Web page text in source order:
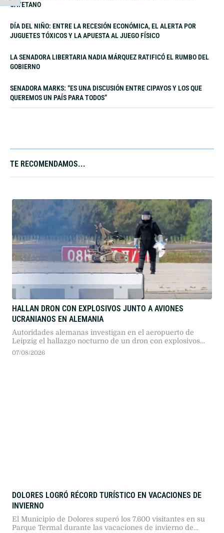
CAYETANO
DÍA DEL NIÑO: ENTRE LA RECESIÓN ECONÓMICA, EL ALERTA POR
JUGUETES TÓXICOS Y LA APUESTA AL JUEGO FÍSICO
LA SENADORA LIBERTARIA NADIA MÁRQUEZ RATIFICÓ EL RUMBO DEL
GOBIERNO
SENADORA MARKS: “ES UNA DISCUSIÓN ENTRE CIPAYOS Y LOS QUE
QUEREMOS UN PAÍS PARA TODOS”
TE RECOMENDAMOS...​
HALLAN DRON CON EXPLOSIVOS JUNTO A AVIONES
UCRANIANOS EN ALEMANIA
Autoridades alemanas investigan en el aeropuerto de
Leipzig el hallazgo nocturno de un dron con explosivos
cerca de aeronaves ucranianas, un presunto sabotaje que
07/08/2026
DOLORES LOGRÓ RÉCORD TURÍSTICO EN VACACIONES DE
INVIERNO
El Municipio de Dolores superó los 7.600 visitantes en su
Parque Termal durante las vacaciones de invierno de